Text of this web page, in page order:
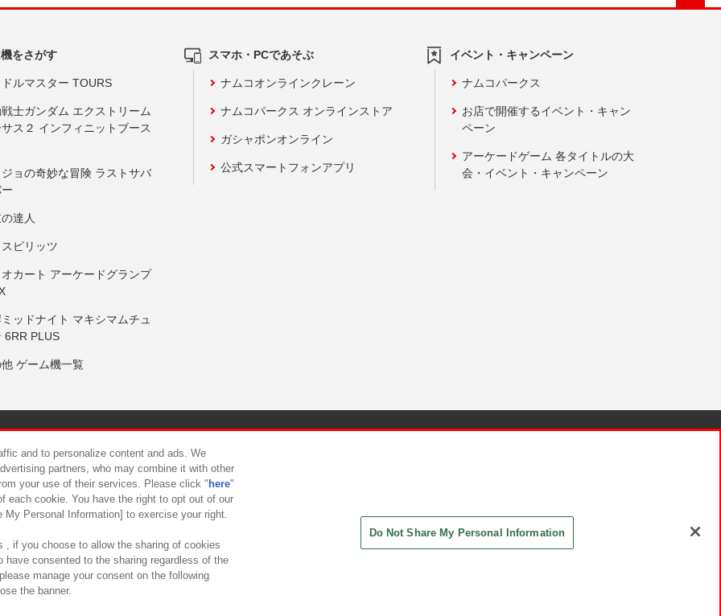
をさがす
ルマスター TOURS
士ガンダム エクストリーム
ス２ インフィニットブース
ョの奇妙な冒険 ラストサバ
達人
ピリッツ
カート アーケードグランプ
ッドナイト マキシマムチュ
6RR PLUS
ゲーム機一覧
スマホ・PCであそぶ
ナムコオンラインクレーン
ナムコパークス オンラインストア
ガシャポンオンライン
公式スマートフォンアプリ
イベント・キャンペーン
ナムコパークス
お店で開催するイベント・キャン
ペーン
アーケードゲーム 各タイトルの大
会・イベント・キャンペーン
について カスタマーハラスメント対応方針
and to personalize content and ads. We
partners, who may combine it with other
your use of their services. Please click " here"
each cookie. You have the right to opt out of our
Personal Information] to exercise your right.
, if you choose to allow the sharing of cookies
have consented to the sharing regardless of the
manage your consent on the following
the banner.
Do Not Share My Personal Information